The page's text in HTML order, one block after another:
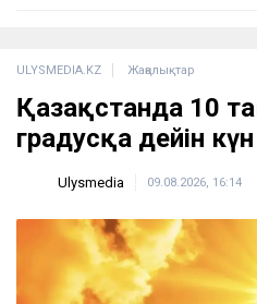
ULYSMEDIA.KZ Жаңалықтар
Қазақстанда 10
градусқа дейін
Ulysmedia 09.08.2026, 16:14